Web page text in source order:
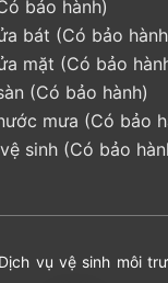
bảo hành)
bát (Có bảo
mặt (Có bảo
(Có bảo hành)
mưa (Có bảo
sinh (Có bảo
vụ vệ sinh môi